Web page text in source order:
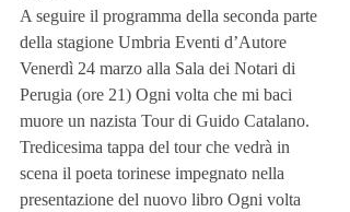
A seguire il programma della seconda parte
della stagione Umbria Eventi d’Autore
Venerdì 24 marzo alla Sala dei Notari di
Perugia (ore 21) Ogni volta che mi baci
muore un nazista Tour di Guido Catalano.
Tredicesima tappa del tour che vedrà in
scena il poeta torinese impegnato nella
presentazione del nuovo libro Ogni volta